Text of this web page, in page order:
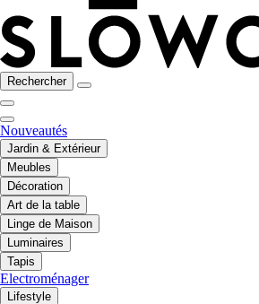
Rechercher
Nouveautés
Jardin & Extérieur
Meubles
Décoration
Art de la table
Linge de Maison
Luminaires
Tapis
Electroménager
Lifestyle